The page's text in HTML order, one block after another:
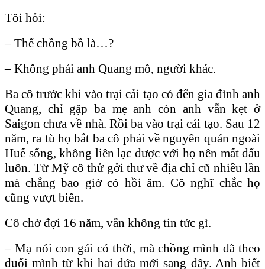
Tôi hỏi:
– Thế chồng bồ là…?
– Không phải anh Quang mô, người khác.
Ba cô trước khi vào trại cải tạo có đến gia đình anh
Quang, chỉ gặp ba mẹ anh còn anh vẫn kẹt ở
Saigon chưa về nhà. Rồi ba vào trại cải tạo. Sau 12
năm, ra tù họ bắt ba cô phải về nguyên quán ngoài
Huế sống, không liên lạc được với họ nên mất dấu
luôn. Từ Mỹ cô thử gởi thư về địa chỉ cũ nhiều lần
mà chẳng bao giờ có hồi âm. Cô nghĩ chắc họ
cũng vượt biên.
Cô chờ đợi 16 năm, vẫn không tin tức gì.
– Mạ nói con gái có thời, mà chồng mình đã theo
đuổi mình từ khi hai đứa mới sang đây. Anh biết